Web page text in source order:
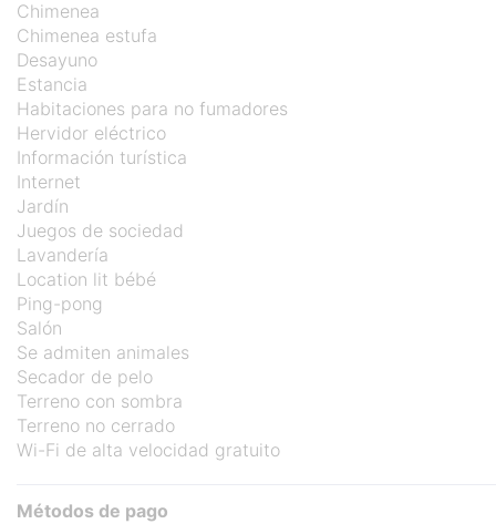
Chimenea
Chimenea estufa
Desayuno
Estancia
Habitaciones para no fumadores
Hervidor eléctrico
Información turística
Internet
Jardín
Juegos de sociedad
Lavandería
Location lit bébé
Ping-pong
Salón
Se admiten animales
Secador de pelo
Terreno con sombra
Terreno no cerrado
Wi-Fi de alta velocidad gratuito
Métodos de pago